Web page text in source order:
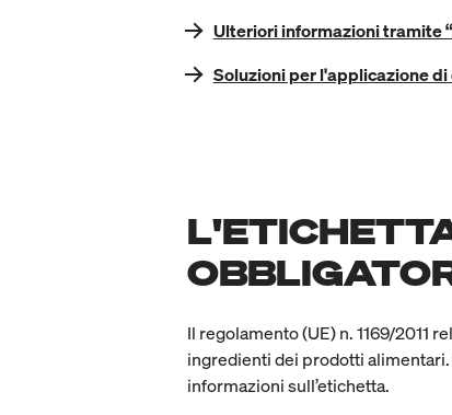
Ulteriori informazioni tramite
Soluzioni per l'applicazione
Il regolamento (UE) n. 1169/2011
ingredienti dei prodotti
informazioni sull’etichetta.